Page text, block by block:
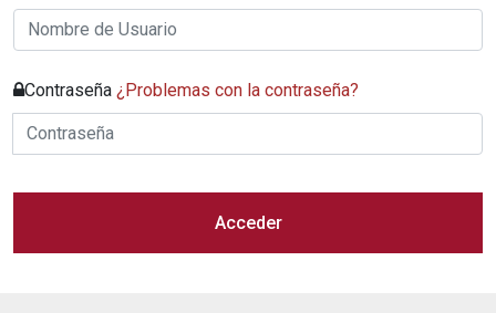
Contraseña ¿Problemas con la contraseña?
Acceder